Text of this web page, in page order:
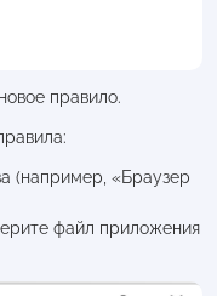
правило.
(например, «Браузер
файл приложения